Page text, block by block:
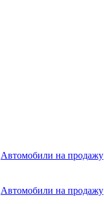
Автомобили на продажу
Автомобили на продажу